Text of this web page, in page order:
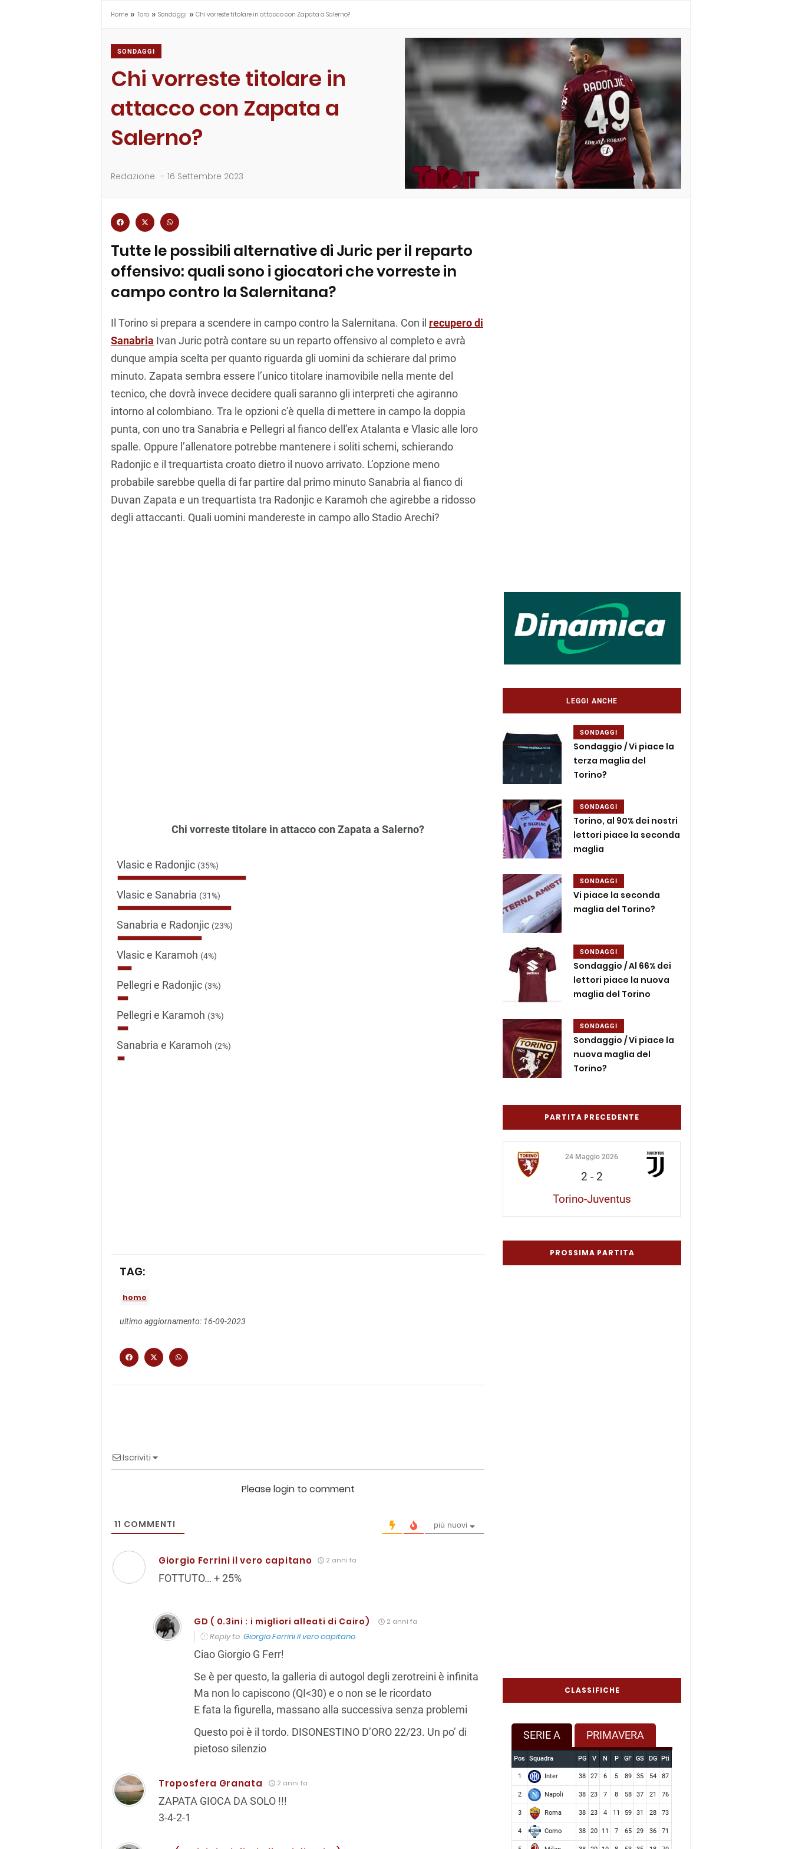
Home » Toro » Sondaggi » Chi vorreste titolare in attacco con Zapata a Salerno?
SONDAGGI
Chi vorreste titolare in
attacco con Zapata a
Salerno?
Redazione - 16 Settembre 2023
Tutte le possibili alternative di Juric per il reparto
offensivo: quali sono i giocatori che vorreste in
campo contro la Salernitana?
Il Torino si prepara a scendere in campo contro la Salernitana. Con il recupero di
Sanabria Ivan Juric potrà contare su un reparto offensivo al completo e avrà
dunque ampia scelta per quanto riguarda gli uomini da schierare dal primo
minuto. Zapata sembra essere l’unico titolare inamovibile nella mente del
tecnico, che dovrà invece decidere quali saranno gli interpreti che agiranno
intorno al colombiano. Tra le opzioni c’è quella di mettere in campo la doppia
punta, con uno tra Sanabria e Pellegri al fianco dell’ex Atalanta e Vlasic alle loro
spalle. Oppure l’allenatore potrebbe mantenere i soliti schemi, schierando
Radonjic e il trequartista croato dietro il nuovo arrivato. L’opzione meno
probabile sarebbe quella di far partire dal primo minuto Sanabria al fianco di
Duvan Zapata e un trequartista tra Radonjic e Karamoh che agirebbe a ridosso
degli attaccanti. Quali uomini mandereste in campo allo Stadio Arechi?
Chi vorreste titolare in attacco con Zapata a Salerno?
Vlasic e Radonjic (35%)
Vlasic e Sanabria (31%)
Sanabria e Radonjic (23%)
Vlasic e Karamoh (4%)
Pellegri e Radonjic (3%)
Pellegri e Karamoh (3%)
Sanabria e Karamoh (2%)
TAG:
home
ultimo aggiornamento: 16-09-2023
Iscriviti
Please login to comment
11 COMMENTI più nuovi
Giorgio Ferrini il vero capitano 2 anni fa
FOTTUTO… + 25%
GD ( 0.3ini : i migliori alleati di Cairo) 2 anni fa
Reply to Giorgio Ferrini il vero capitano
Ciao Giorgio G Ferr!
Se è per questo, la galleria di autogol degli zerotreini è infinita
Ma non lo capiscono (QI<30) e o non se le ricordato
E fata la figurella, massano alla successiva senza problemi
Questo poi è il tordo. DISONESTINO D’ORO 22/23. Un po’ di
pietoso silenzio
Troposfera Granata 2 anni fa
ZAPATA GIOCA DA SOLO !!!
3-4-2-1
LEGGI ANCHE
SONDAGGI
Sondaggio / Vi piace la
terza maglia del
Torino?
SONDAGGI
Torino, al 90% dei nostri
lettori piace la seconda
maglia
SONDAGGI
Vi piace la seconda
maglia del Torino?
SONDAGGI
Sondaggio / Al 66% dei
lettori piace la nuova
maglia del Torino
SONDAGGI
Sondaggio / Vi piace la
nuova maglia del
Torino?
PARTITA PRECEDENTE
24 Maggio 2026
2 - 2
Torino-Juventus
PROSSIMA PARTITA
CLASSIFICHE
SERIE A PRIMAVERA
Pos Squadra PG V N P GF GS DG Pti
1 Inter 38 27 6 5 89 35 54 87
2 Napoli 38 23 7 8 58 37 21 76
3 Roma 38 23 4 11 59 31 28 73
4 Como 38 20 11 7 65 29 36 71